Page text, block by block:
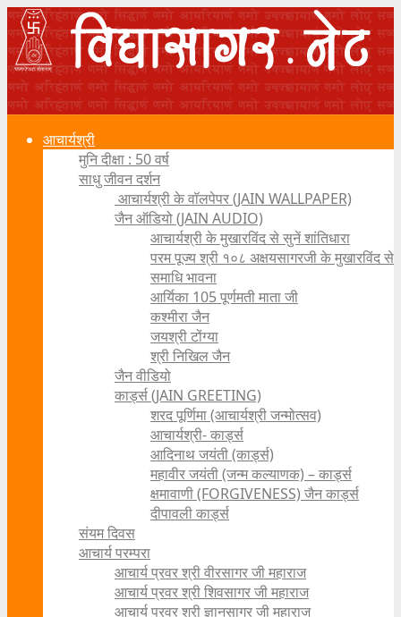
आचार्यश्री
मुनि दीक्षा : 50 वर्ष
साधु जीवन दर्शन
आचार्यश्री के वॉलपेपर (JAIN WALLPAPER)
जैन ऑडियो (JAIN AUDIO)
आचार्यश्री के मुखारविंद से सुनें शांतिधारा
परम पूज्य श्री १०८ अक्षयसागरजी के मुखारविंद से
समाधि भावना
आर्यिका 105 पूर्णमती माता जी
कश्मीरा जैन
जयश्री टोंग्या
श्री निखिल जैन
जैन वीडियो
कार्ड्स (JAIN GREETING)
शरद पूर्णिमा (आचार्यश्री जन्मोत्सव)
आचार्यश्री- कार्ड्स
आदिनाथ जयंती (कार्ड्स)
महावीर जयंती (जन्म कल्याणक) – कार्ड्स
क्षमावाणी (FORGIVENESS) जैन कार्ड्स
दीपावली कार्ड्स
संयम दिवस
आचार्य परम्परा
आचार्य प्रवर श्री वीरसागर जी महाराज
आचार्य प्रवर श्री शिवसागर जी महाराज
आचार्य प्रवर श्री ज्ञानसागर जी महाराज